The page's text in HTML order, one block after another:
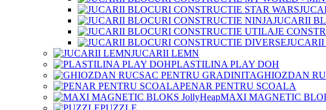
JUCARII
JUCARII LEMN
PLASTILINA PLAY DOH
GHIOZDAN
PENAR PENTRU SCOALA
MAXI MAGNETIC
PUZZLE